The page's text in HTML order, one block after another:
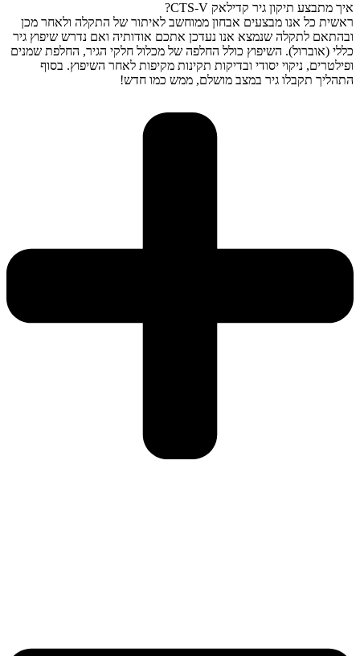
איך מתבצע תיקון גיר קדילאק CTS-V?
ראשית כל אנו מבצעים אבחון ממוחשב לאיתור של התקלה ולאחר מכן
ובהתאם לתקלה שנמצא אנו נעדכן אתכם אודותיה ואם נדרש שיפוץ גיר
כללי (אוברול). השיפוץ כולל החלפה של מכלול חלקי הגיר, החלפת שמנים
ופילטרים, ניקוי יסודי ובדיקות תקינות מקיפות לאחר השיפוץ. בסוף
התהליך תקבלו גיר במצב מושלם, ממש כמו חדש!